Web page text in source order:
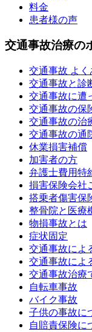
料金
患者様の声
交通事故治療の
交通事故 よく
交通事故と診
交通事故に遭
交通事故の保
交通事故の治
交通事故の通
休業損害補償
加害者の方
弁護士費用特
損害保険会社
搭乗者傷害保
整骨院と医療
物損事故とは
症状固定
交通事故によ
交通事故によ
交通事故治療
自転車事故
バイク事故
子供の事故に
自賠責保険に